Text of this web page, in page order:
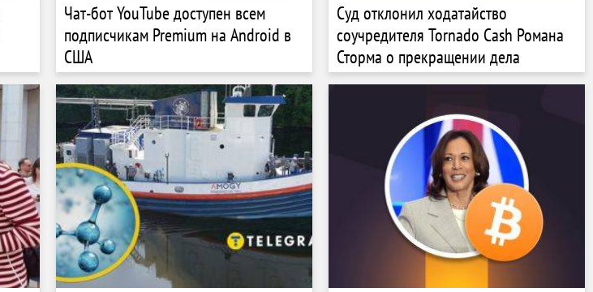
Чат-бот YouTube доступен всем
подписчикам Premium на Android в
США
Суд отклонил ходатайство
соучредителя Tornado Cash Романа
Сторма о прекращении дела